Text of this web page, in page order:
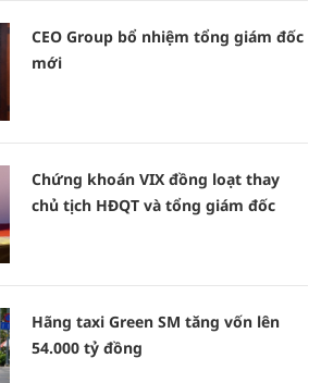
CEO Group bổ nhiệm tổng giám đốc
mới
Chứng khoán VIX đồng loạt thay
chủ tịch HĐQT và tổng giám đốc
Hãng taxi Green SM tăng vốn lên
54.000 tỷ đồng